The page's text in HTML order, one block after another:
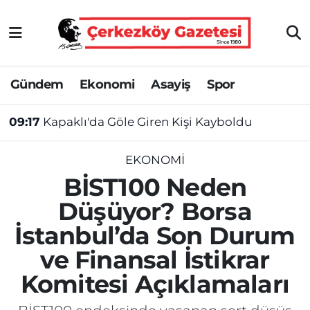
Gündem Ekonomi Asayiş Spor
09:17 Kapaklı'da Göle Giren Kişi Kayboldu
EKONOMI
BİST100 Neden
Düşüyor? Borsa
İstanbul’da Son Durum
ve Finansal İstikrar
Komitesi Açıklamaları
Asayiş
Ekonomi
Gündem
Kültür&Sanat
Manşet
SAĞLIK
Tekirdağ Nöbetçi Eczaneler
Tekirdağ Hava Durumu
Tekirdağ Namaz Vakitleri
Tekirdağ Trafik Yoğunluk Haritası
Süper Lig Puan Durumu ve Fikstür
Tüm Manşetler
Son Dakika Haberleri